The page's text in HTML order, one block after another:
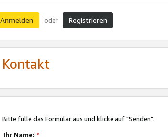
Anmelden oder Registrieren
Kontakt
Bitte fülle das Formular aus und klicke auf "Senden".
Ihr Name: *